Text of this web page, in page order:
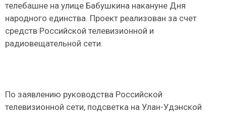
телебашне на улице Бабушкина накануне Дня
народного единства. Проект реализован за счет
средств Российской телевизионной и
радиовещательной сети.
По заявлению руководства Российской
телевизионной сети, подсветка на Улан-Удэнской